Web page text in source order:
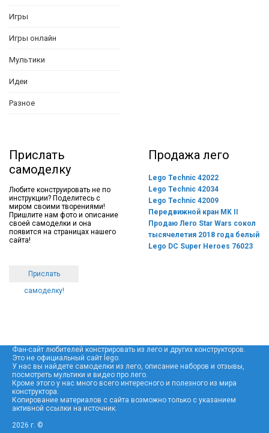
Игры
Игры онлайн
Мультики
Идеи
Разное
Прислать
самоделку
Любите конструировать не по
инструкции? Поделитесь с
миром своими творениями!
Пришлите нам фото и описание
своей самоделки и она
появится на страницах нашего
сайта!
Прислать
самоделку!
Продажа лего
Lego Technic 42022
Lego Technic 42034
Lego Technic 42009
Передвижной кран MK II
Продаю Лего Star Wars сокол
тысячелетия 2018 года белый
Lego DC Super Heroes 76023
Фан-сайт любителей констрировать из лего и других конструкторов.
Это не официальный сайт lego.
У нас вы найдете самоделки из лего, описание наборов и отзывы,
посмотреть мультики и видео про лего.
Кроме этого у нас много всего интересного и полезного из мира
конструктора.
Копирование материалов с сайта возможно только с указанием
активной ссылки на источник.
2026 г. ©